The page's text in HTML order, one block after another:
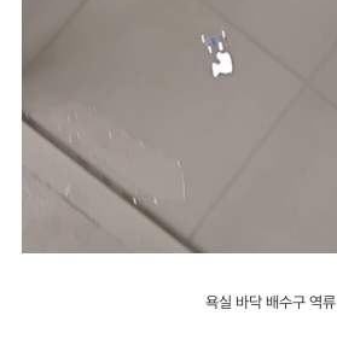
욕실 바닥 배수구 역류